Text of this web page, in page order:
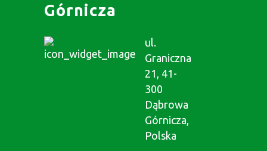
Górnicza
ul.
Graniczna
21, 41-
300
Dąbrowa
Górnicza,
Polska